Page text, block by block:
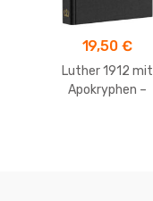
19,50 €
Luther 1912 mit
Apokryphen –